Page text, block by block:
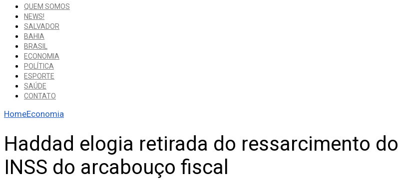
QUEM SOMOS
NEWS!
SALVADOR
BAHIA
BRASIL
ECONOMIA
POLÍTICA
ESPORTE
SAÚDE
CONTATO
HomeEconomia
Haddad elogia retirada do ressarcimento do
INSS do arcabouço fiscal